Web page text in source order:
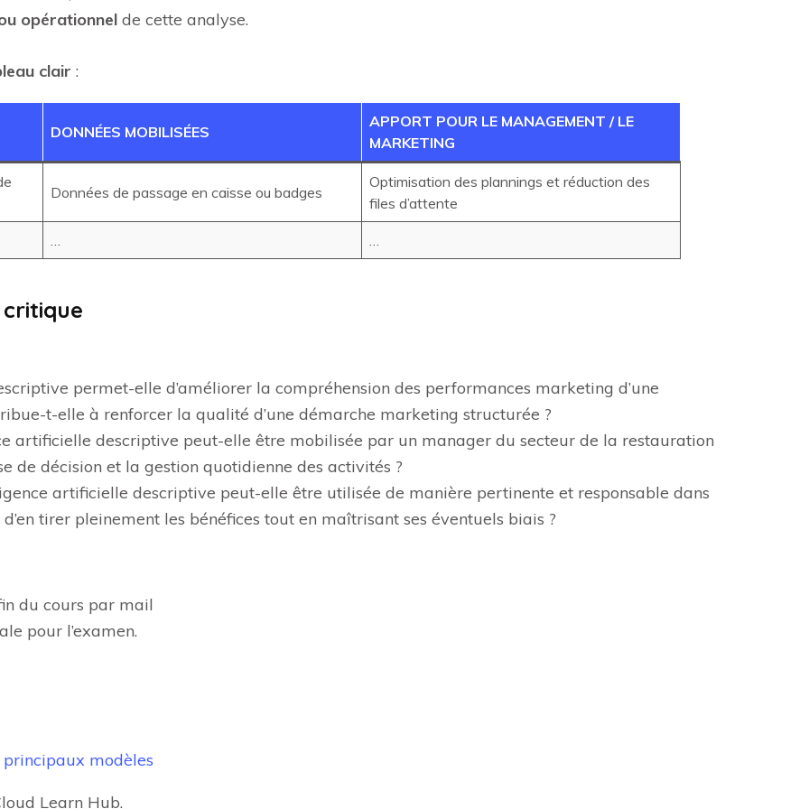
opérationnel de cette analyse.
clair :
DONNÉES MOBILISÉES
APPORT POUR LE MANAGEMENT / LE
MARKETING
Données de passage en caisse ou badges
Optimisation des plannings et réduction des
files d’attente
… …
permet-elle d’améliorer la compréhension des performances marketing d’une
t-elle à renforcer la qualité d’une démarche marketing structurée ?
artificielle descriptive peut-elle être mobilisée par un manager du secteur de la restauration
de décision et la gestion quotidienne des activités ?
artificielle descriptive peut-elle être utilisée de manière pertinente et responsable dans
tirer pleinement les bénéfices tout en maîtrisant ses éventuels biais ?
du cours par mail
pour l’examen.
modèles
Learn Hub.